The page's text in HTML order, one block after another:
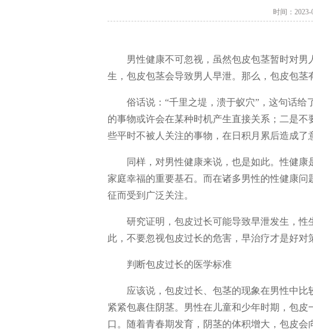
时间：2023-
男性健康不可忽视，虽然包皮包茎暂时对
生，包皮包茎会导致男人早泄。那么，包皮包茎
俗话说：“千里之堤，溃于蚁穴”，这句话
的事物或许会在某种时机产生直接关系；二是
些平时不被人关注的事物，在日积月累后造成了
同样，对男性健康来说，也是如此。性健康
家庭幸福的重要基石。而在诸多男性的性健康
征而受到广泛关注。
研究证明，包皮过长可能导致早泄发生，性
此，不要忽视包皮过长的危害，早治疗才是好对
判断包皮过长的医学标准
应该说，包皮过长、包茎的现象在男性中比
紧紧包裹住阴茎。男性在儿童和少年时期，包
口。随着青春期发育，阴茎的体积增大，包皮